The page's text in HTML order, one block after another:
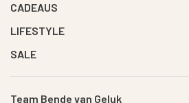
CADEAUS
LIFESTYLE
SALE
Team Bende van Geluk